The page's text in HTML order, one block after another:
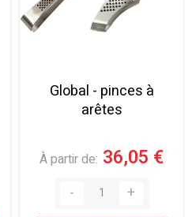
Global - pinces à
arêtes
À partir de 36,05 €